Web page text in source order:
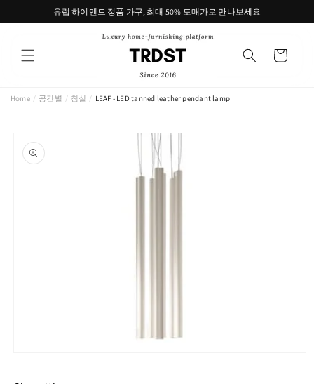
로 건너유럽 하이엔드 정품 가구, 최대 50% 도매가로 만나보세요
트
Home / 공간별 / 침실 / LEAF - LED tanned leather pendant lamp
보로 건
너뛰기